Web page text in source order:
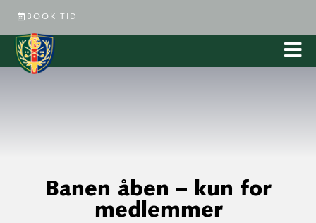
BOOK TID
Banen åben – kun for
medlemmer